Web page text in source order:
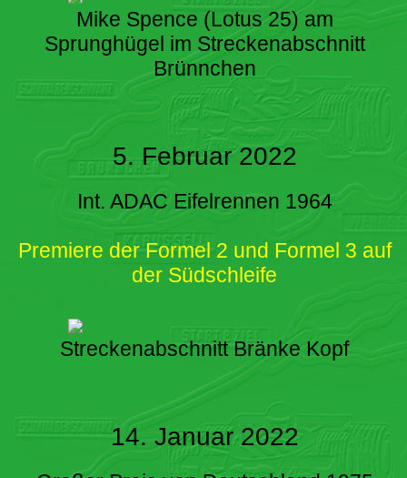
Mike Spence (Lotus 25) am
Sprunghügel im Streckenabschnitt
Brünnchen
5. Februar 2022
Int. ADAC Eifelrennen 1964
Premiere der Formel 2 und Formel 3 auf
der Südschleife
Streckenabschnitt Bränke Kopf
14. Januar 2022